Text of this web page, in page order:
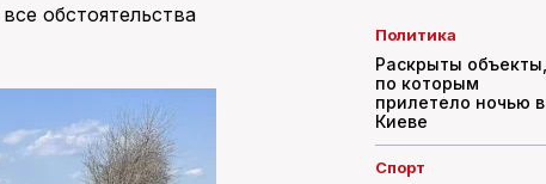
обстоятельства
Политика
Раскрыты объекты,
по которым
прилетело ночью в
Киеве
Спорт